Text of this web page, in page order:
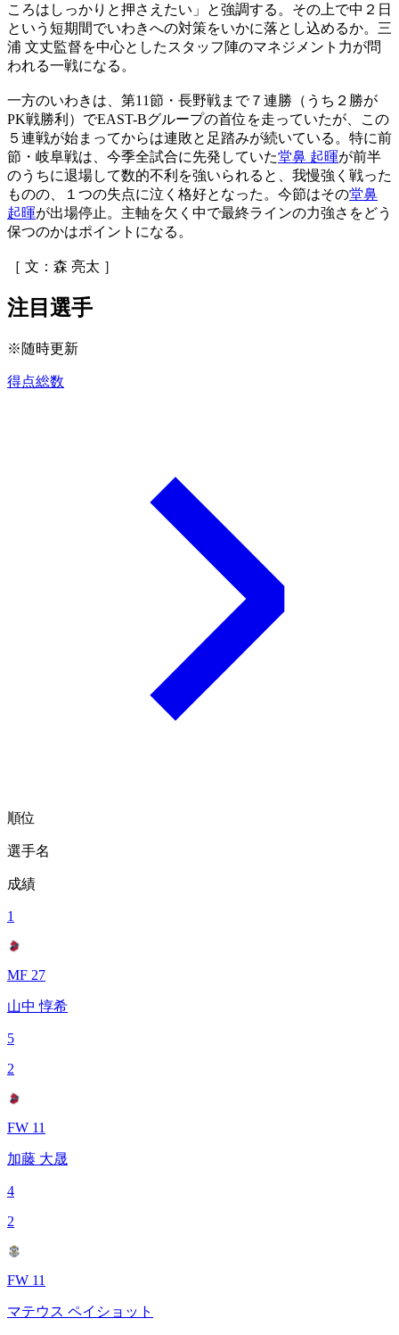
ころはしっかりと押さえたい」と強調する。その上で中２日
という短期間でいわきへの対策をいかに落とし込めるか。三
浦 文丈監督を中心としたスタッフ陣のマネジメント力が問
われる一戦になる。
一方のいわきは、第11節・長野戦まで７連勝（うち２勝が
PK戦勝利）でEAST-Bグループの首位を走っていたが、この
５連戦が始まってからは連敗と足踏みが続いている。特に前
節・岐阜戦は、今季全試合に先発していた堂鼻 起暉が前半
のうちに退場して数的不利を強いられると、我慢強く戦った
ものの、１つの失点に泣く格好となった。今節はその堂鼻
起暉が出場停止。主軸を欠く中で最終ラインの力強さをどう
保つのかはポイントになる。
［ 文：森 亮太 ］
注目選手
※随時更新
得点総数
順位
選手名
成績
1
MF 27
山中 惇希
5
2
FW 11
加藤 大晟
4
2
FW 11
マテウス ペイショット